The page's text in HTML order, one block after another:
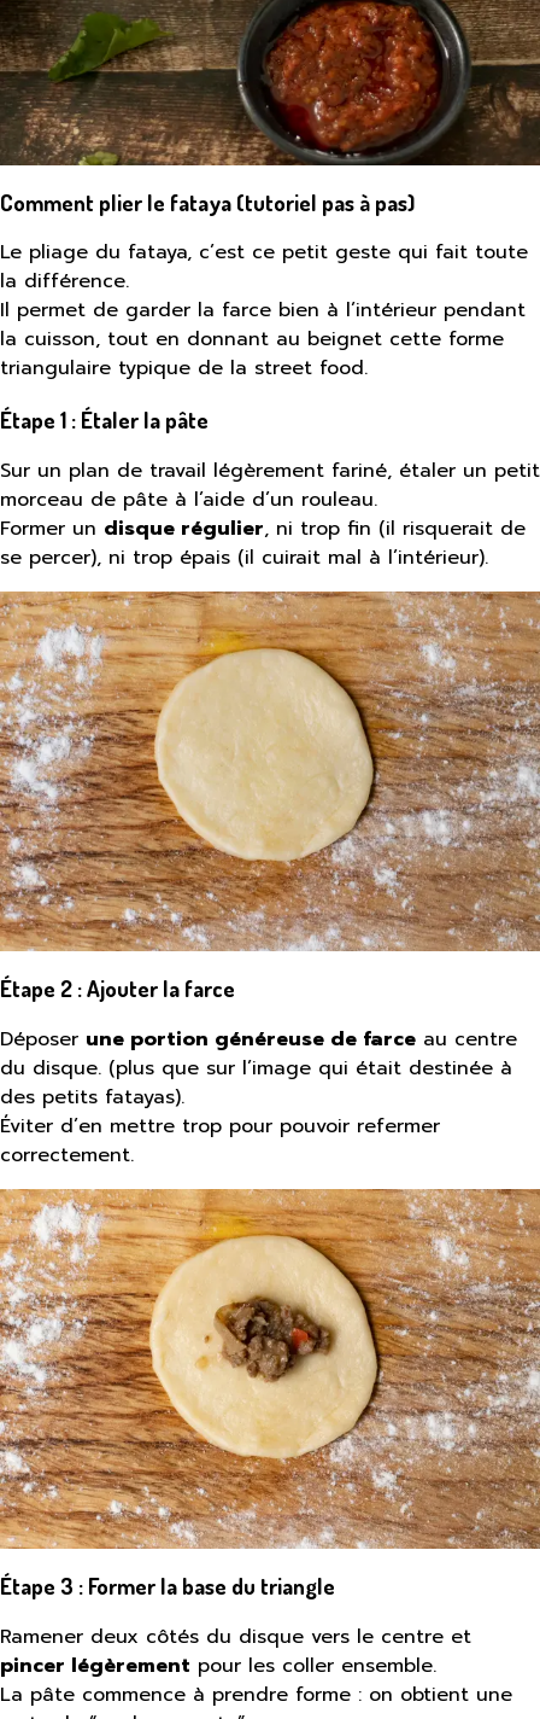
Comment plier le fataya (tutoriel pas à pas)
Le pliage du fataya, c’est ce petit geste qui fait toute
la différence.
Il permet de garder la farce bien à l’intérieur pendant
la cuisson, tout en donnant au beignet cette forme
triangulaire typique de la street food.
Étape 1 : Étaler la pâte
Sur un plan de travail légèrement fariné, étaler un petit
morceau de pâte à l’aide d’un rouleau.
Former un disque régulier, ni trop fin (il risquerait de
se percer), ni trop épais (il cuirait mal à l’intérieur).
Étape 2 : Ajouter la farce
Déposer une portion généreuse de farce au centre
du disque. (plus que sur l’image qui était destinée à
des petits fatayas).
Éviter d’en mettre trop pour pouvoir refermer
correctement.
Étape 3 : Former la base du triangle
Ramener deux côtés du disque vers le centre et
pincer légèrement pour les coller ensemble.
La pâte commence à prendre forme : on obtient une